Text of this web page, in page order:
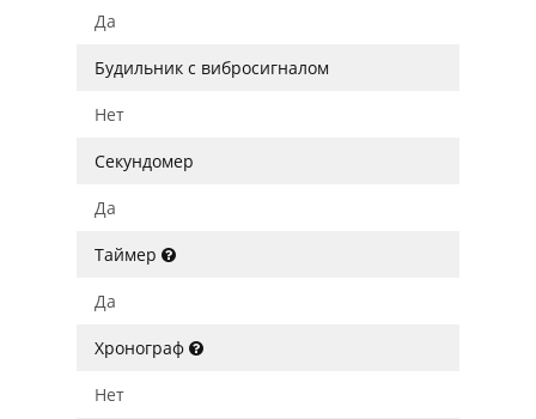
Да
Будильник с вибросигналом
Нет
Секундомер
Да
Таймер
Да
Хронограф
Нет